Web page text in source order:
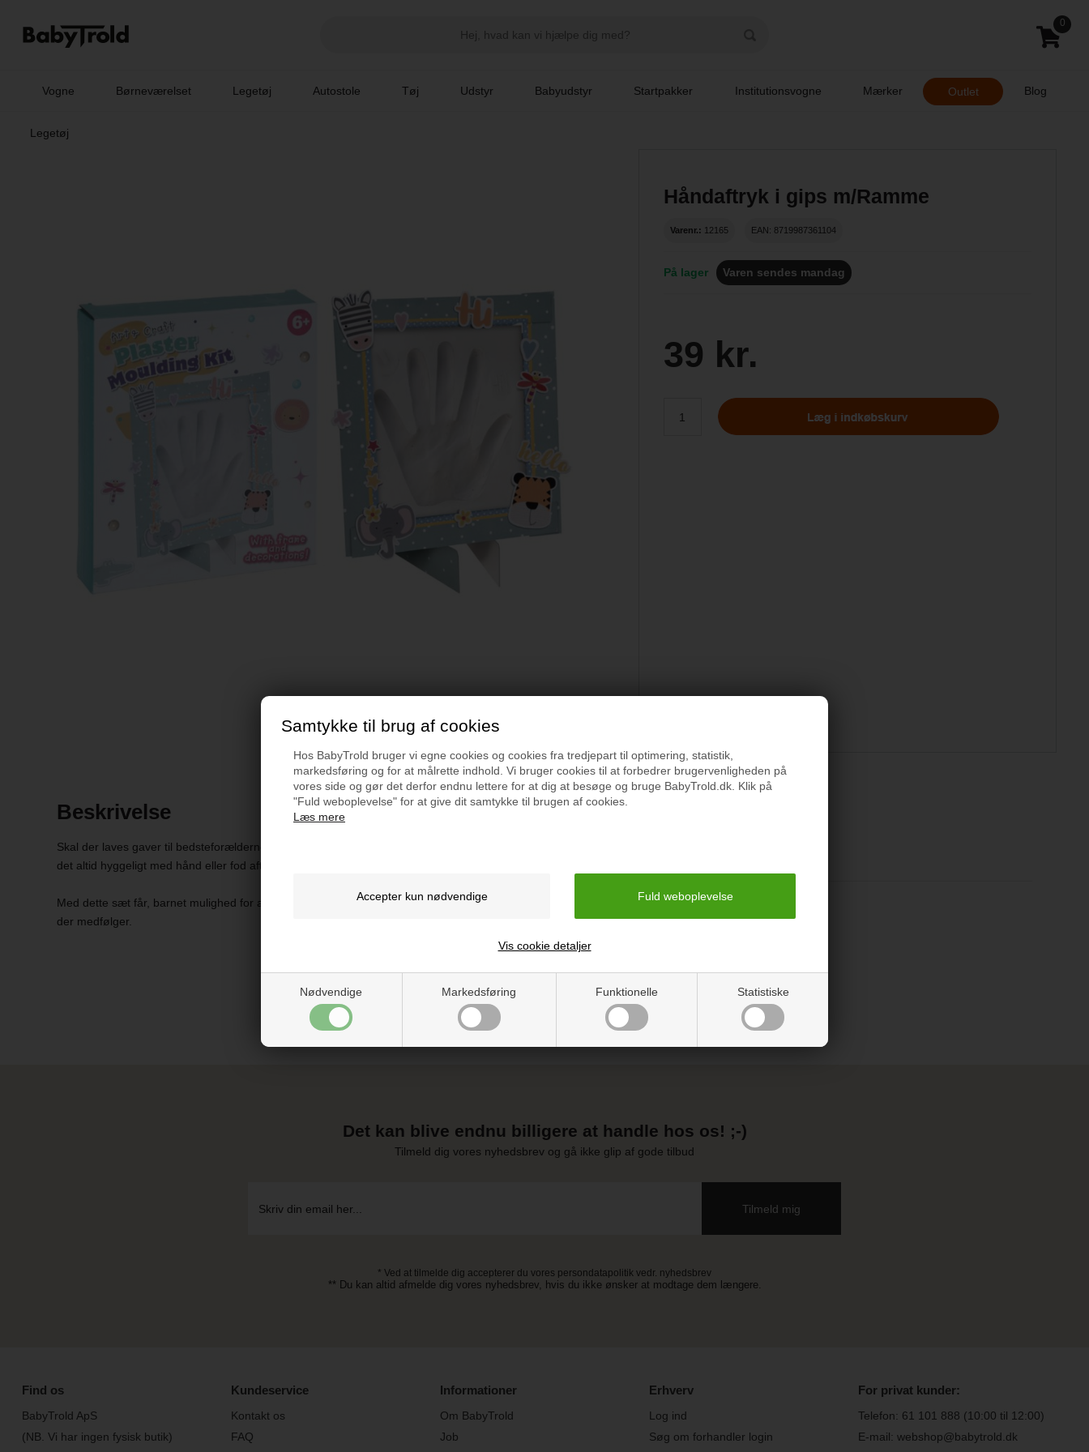
Samtykke til brug af cookies
Hos BabyTrold bruger vi egne cookies og cookies fra tredjepart til optimering, statistik,
markedsføring og for at målrette indhold. Vi bruger cookies til at forbedrer brugervenligheden på
vores side og gør det derfor endnu lettere for at dig at besøge og bruge BabyTrold.dk. Klik på
"Fuld weboplevelse" for at give dit samtykke til brugen af cookies.
Læs mere
Nødvendige Markedsføring Funktionelle Statistiske
Vis cookie detaljer
0
Vogne Børneværelset Legetøj Autostole Tøj Udstyr Babyudstyr Startpakker Institutionsvogne Mærker Outlet Blog
Legetøj
Håndaftryk i gips m/Ramme
Varenr.: 12165 EAN: 8719987361104
På lager Varen sendes mandag
39 kr.
Beskrivelse
Skal der laves gaver til bedsteforælderne eller forælderne i barnets første leve år, så er
det altid hyggeligt med hånd eller fod aftryk, som senere kan pynte i hjemmene.
Med dette sæt får, barnet mulighed for at lave et aftryk, som kan sættes i den fine ramme
der medfølger.
Specifikationer
Vejledning
Det kan blive endnu billigere at handle hos os! ;-)
Tilmeld dig vores nyhedsbrev og gå ikke glip af gode tilbud
* Ved at tilmelde dig accepterer du vores persondatapolitik vedr. nyhedsbrev
** Du kan altid afmelde dig vores nyhedsbrev, hvis du ikke ønsker at modtage dem længere.
Find os
BabyTrold ApS
(NB. Vi har ingen fysisk butik)
Kundeservice
Kontakt os
FAQ
Informationer
Om BabyTrold
Job
Erhverv
Log ind
Søg om forhandler login
For privat kunder:
Telefon: 61 101 888 (10:00 til 12:00)
E-mail: webshop@babytrold.dk